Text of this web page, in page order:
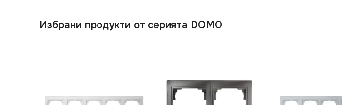
Избрани продукти от серията DOMO